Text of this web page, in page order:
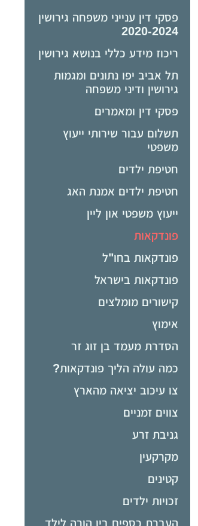
פסקי דין ענייני משפחה גירושין
2020-2024
ריכוז מידע כללי בנושא גירושין
תל אביב יפו נתונים ומגמות
גירושין ודיני משפחה
פסקי דין ומאמרים
תשלום עבור שירותי ייעוץ
משפטי
חטיפת ילדים
חטיפת ילדים אמנת האג
ייעוץ משפטי און ליין
פונדקאות
פונדקאות בחו"ל
פונדקאות בישראל
קישורים מומלצים
אימוץ
הסדרת מעמד בן זוג זר
כמה עולה הליך פונדקאות?
צו עיכוב יציאה מהארץ
צווים זמניים
גניבת זרע
מקרקעין
קטינים
זכויות ילדים
העברת כספים בין הורה לילד